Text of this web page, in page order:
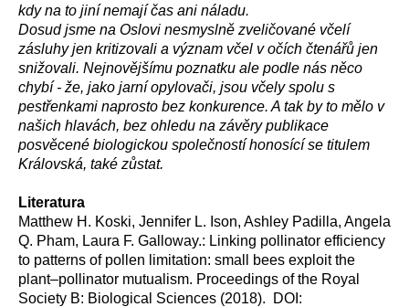
kdy na to jiní nemají čas ani náladu.
Dosud jsme na Oslovi nesmyslně zveličované včelí
zásluhy jen kritizovali a význam včel v očích čtenářů jen
snižovali. Nejnovějšímu poznatku ale podle nás něco
chybí - že, jako jarní opylovači, jsou včely spolu s
pestřenkami naprosto bez konkurence. A tak by to mělo v
našich hlavách, bez ohledu na závěry publikace
posvěcené biologickou společností honosící se titulem
Královská, také zůstat.
Literatura
Matthew H. Koski, Jennifer L. Ison, Ashley Padilla, Angela
Q. Pham, Laura F. Galloway.: Linking pollinator efficiency
to patterns of pollen limitation: small bees exploit the
plant–pollinator mutualism. Proceedings of the Royal
Society B: Biological Sciences (2018). DOI: